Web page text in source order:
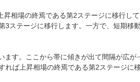
相場の終焉である第2ステージに移行し
3ステージに移行します。一方で、短期移
ます。ここから帯に傾きが出て間隔が広が
ば上昇相場の終焉である第2ステージに移